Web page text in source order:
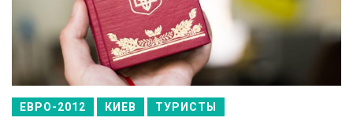
ЕВРО-2012 КИЕВ ТУРИСТЫ